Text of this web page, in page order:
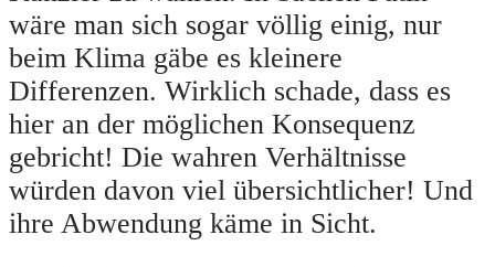
wäre man sich sogar völlig einig, nur
beim Klima gäbe es kleinere
Differenzen. Wirklich schade, dass es
hier an der möglichen Konsequenz
gebricht! Die wahren Verhältnisse
würden davon viel übersichtlicher! Und
ihre Abwendung käme in Sicht.